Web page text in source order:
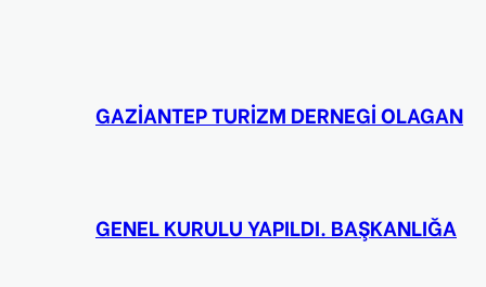
GAZİANTEP TURİZM DERNEGİ OLAGAN
GENEL KURULU YAPILDI. BAŞKANLIĞA